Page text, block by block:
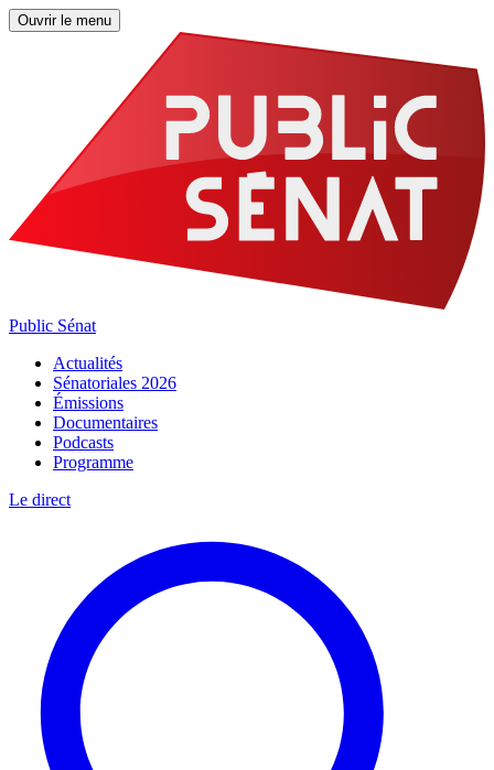
Ouvrir le menu
Public Sénat
Actualités
Sénatoriales 2026
Émissions
Documentaires
Podcasts
Programme
Le direct